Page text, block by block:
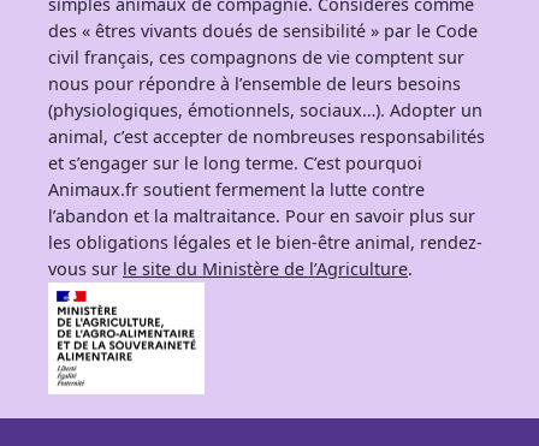
des « êtres vivants doués de sensibilité » par le Code
civil français, ces compagnons de vie comptent sur
nous pour répondre à l’ensemble de leurs besoins
(physiologiques, émotionnels, sociaux…). Adopter un
animal, c’est accepter de nombreuses responsabilités
et s’engager sur le long terme. C’est pourquoi
Animaux.fr soutient fermement la lutte contre
l’abandon et la maltraitance. Pour en savoir plus sur
les obligations légales et le bien-être animal, rendez-
vous sur le site du Ministère de l’Agriculture.